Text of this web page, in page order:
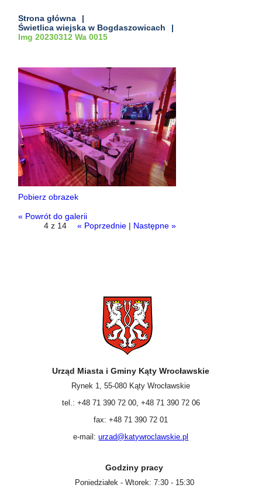
Strona główna
Świetlica wiejska w Bogdaszowicach
Img 20230312 Wa 0015
Pobierz obrazek
« Powrót do galerii
4 z 14
« Poprzednie | Następne »
Urząd Miasta i Gminy Kąty Wrocławskie
Rynek 1, 55-080 Kąty Wrocławskie
tel.: +48 71 390 72 00, +48 71 390 72 06
fax: +48 71 390 72 01
e-mail:urzad@katywroclawskie.pl
Godziny pracy
Poniedziałek - Wtorek: 7:30 - 15:30